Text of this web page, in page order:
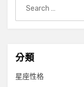
for:
分類
星座性格